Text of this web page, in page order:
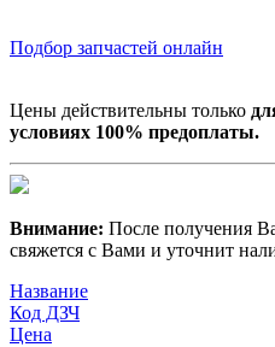
Подбор запчастей онлайн
Цены действительны только
условиях 100% предоплаты.
Внимание: После получения
свяжется с Вами и уточнит
Название
Код ДЗЧ
Цена